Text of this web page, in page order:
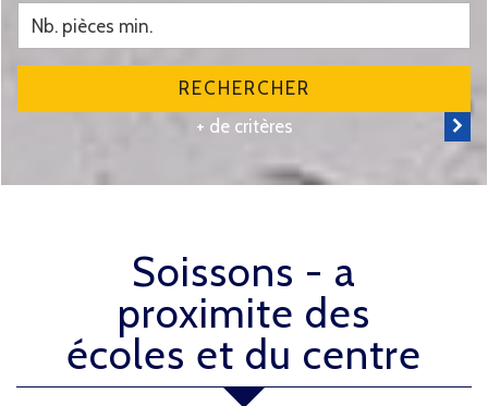
RECHERCHER
+ de critères
soissons - a
proximite des
écoles et du centre